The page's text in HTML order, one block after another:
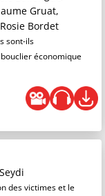
Gruat,
Bordet
sont-ils
économique
des victimes et le